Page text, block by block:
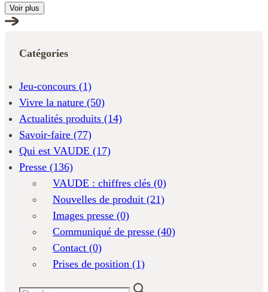
Voir plus
Catégories
Jeu-concours (1)
Vivre la nature (50)
Actualités produits (14)
Savoir-faire (77)
Qui est VAUDE (17)
Presse (136)
VAUDE : chiffres clés (0)
Nouvelles de produit (21)
Images presse (0)
Communiqué de presse (40)
Contact (0)
Prises de position (1)